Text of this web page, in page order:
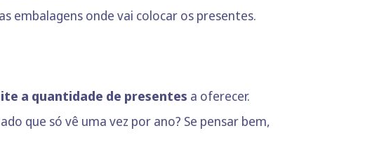
embalagens onde vai colocar os presentes.
a quantidade de presentes a oferecer.
que só vê uma vez por ano? Se pensar bem,